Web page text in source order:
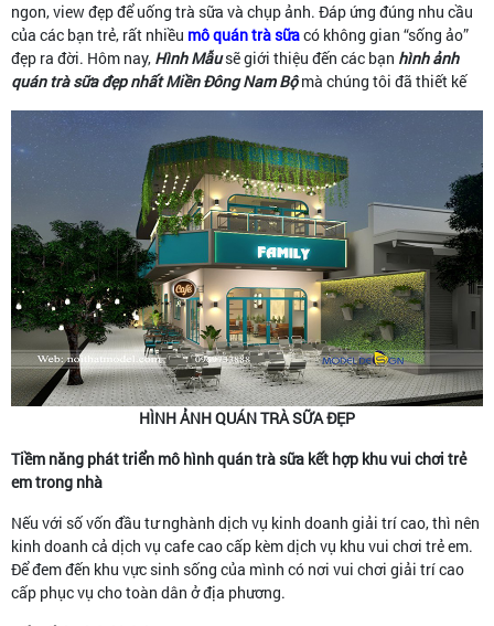
ngon, view đẹp để uống trà sữa và chụp ảnh. Đáp ứng đúng nhu cầu
của các bạn trẻ, rất nhiều mô quán trà sữacó không gian “sống ảo”
đẹp ra đời. Hôm nay, Hình Mẫusẽ giới thiệu đến các bạn hình ảnh
quán trà sữa đẹp nhất Miền Đông Nam Bộmà chúng tôi đã thiết kế
HÌNH ẢNH QUÁN TRÀ SỮA ĐẸP
Tiềm năng phát triển mô hình quán trà sữa kết hợp khu vui chơi trẻ
em trong nhà
Nếu với số vốn đầu tư nghành dịch vụ kinh doanh giải trí cao, thì nên
kinh doanh cả dịch vụ cafe cao cấp kèm dịch vụ khu vui chơi trẻ em.
Để đem đến khu vực sinh sống của mình có nơi vui chơi giải trí cao
cấp phục vụ cho toàn dân ở địa phương.